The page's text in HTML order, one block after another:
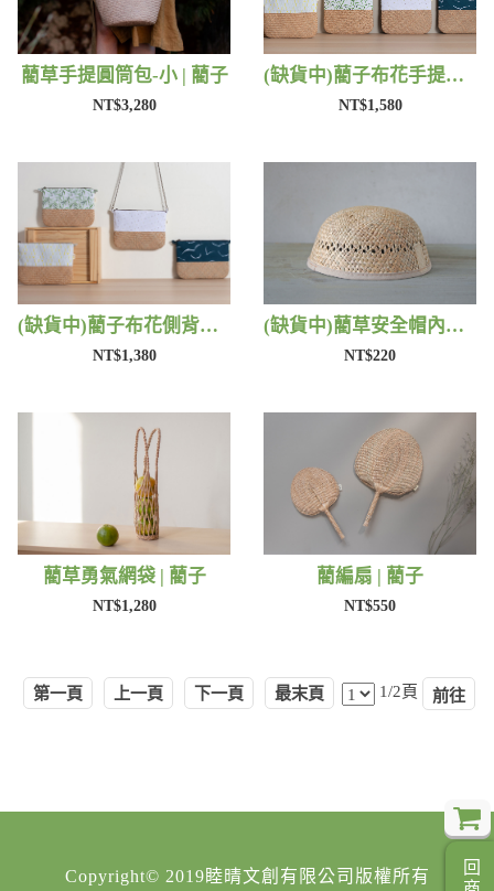
藺草手提圓筒包-小 | 藺子
NT$3,280
(缺貨中)藺子布花手提包 | 藺子
NT$1,580
(缺貨中)藺子布花側背包 | 藺子
NT$1,380
(缺貨中)藺草安全帽內襯 | 藺子
NT$220
藺草勇氣網袋 | 藺子
NT$1,280
藺編扇 | 藺子
NT$550
第一頁 上一頁 下一頁 最末頁 1/2頁
Copyright© 2019睦晴文創有限公司版權所有